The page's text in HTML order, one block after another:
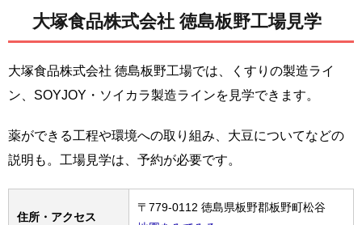
大塚食品株式会社 徳島板野工場見学
大塚食品株式会社 徳島板野工場では、くすりの製造ライ
ン、SOYJOY・ソイカラ製造ラインを見学できます。
薬ができる工程や環境への取り組み、大豆についてなどの
説明も。工場見学は、予約が必要です。
住所・アクセス
〒779-0112 徳島県板野郡板野町松谷